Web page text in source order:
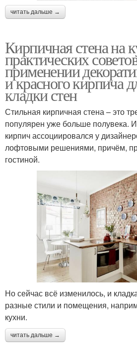
читать дальше →
Кирпичная стена на
практических
применении
и красного кирпича
кладки стен
Стильная кирпичная стена – это
популярен уже больше полувека.
кирпич ассоциировался у
лофтовыми решениями, причём,
гостиной.
Но сейчас всё изменилось, и
разные стили и помещения,
кухни.
читать дальше →